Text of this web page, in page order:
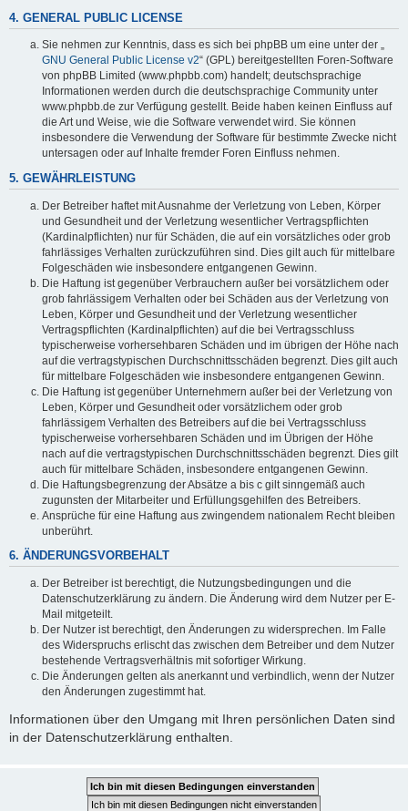
4. GENERAL PUBLIC LICENSE
Sie nehmen zur Kenntnis, dass es sich bei phpBB um eine unter der „
GNU General Public License v2“ (GPL) bereitgestellten Foren-Software
von phpBB Limited (www.phpbb.com) handelt; deutschsprachige
Informationen werden durch die deutschsprachige Community unter
www.phpbb.de zur Verfügung gestellt. Beide haben keinen Einfluss auf
die Art und Weise, wie die Software verwendet wird. Sie können
insbesondere die Verwendung der Software für bestimmte Zwecke nicht
untersagen oder auf Inhalte fremder Foren Einfluss nehmen.
5. GEWÄHRLEISTUNG
Der Betreiber haftet mit Ausnahme der Verletzung von Leben, Körper
und Gesundheit und der Verletzung wesentlicher Vertragspflichten
(Kardinalpflichten) nur für Schäden, die auf ein vorsätzliches oder grob
fahrlässiges Verhalten zurückzuführen sind. Dies gilt auch für mittelbare
Folgeschäden wie insbesondere entgangenen Gewinn.
Die Haftung ist gegenüber Verbrauchern außer bei vorsätzlichem oder
grob fahrlässigem Verhalten oder bei Schäden aus der Verletzung von
Leben, Körper und Gesundheit und der Verletzung wesentlicher
Vertragspflichten (Kardinalpflichten) auf die bei Vertragsschluss
typischerweise vorhersehbaren Schäden und im übrigen der Höhe nach
auf die vertragstypischen Durchschnittsschäden begrenzt. Dies gilt auch
für mittelbare Folgeschäden wie insbesondere entgangenen Gewinn.
Die Haftung ist gegenüber Unternehmern außer bei der Verletzung von
Leben, Körper und Gesundheit oder vorsätzlichem oder grob
fahrlässigem Verhalten des Betreibers auf die bei Vertragsschluss
typischerweise vorhersehbaren Schäden und im Übrigen der Höhe
nach auf die vertragstypischen Durchschnittsschäden begrenzt. Dies gilt
auch für mittelbare Schäden, insbesondere entgangenen Gewinn.
Die Haftungsbegrenzung der Absätze a bis c gilt sinngemäß auch
zugunsten der Mitarbeiter und Erfüllungsgehilfen des Betreibers.
Ansprüche für eine Haftung aus zwingendem nationalem Recht bleiben
unberührt.
6. ÄNDERUNGSVORBEHALT
Der Betreiber ist berechtigt, die Nutzungsbedingungen und die
Datenschutzerklärung zu ändern. Die Änderung wird dem Nutzer per E-
Mail mitgeteilt.
Der Nutzer ist berechtigt, den Änderungen zu widersprechen. Im Falle
des Widerspruchs erlischt das zwischen dem Betreiber und dem Nutzer
bestehende Vertragsverhältnis mit sofortiger Wirkung.
Die Änderungen gelten als anerkannt und verbindlich, wenn der Nutzer
den Änderungen zugestimmt hat.
Informationen über den Umgang mit Ihren persönlichen Daten sind
in der Datenschutzerklärung enthalten.